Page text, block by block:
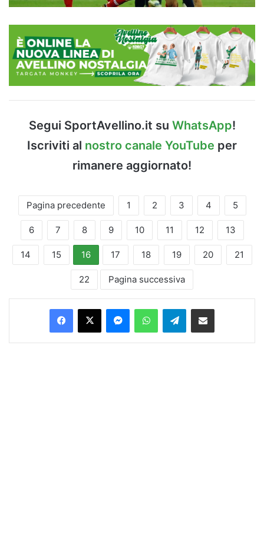
Segui SportAvellino.it su WhatsApp!
Iscriviti al nostro canale YouTube per
rimanere aggiornato!
Pagina precedente 1 2 3 4 5
6 7 8 9 10 11 12 13
14 15 16 17 18 19 20 21
22 Pagina successiva
Facebook
X MessengerWhatsAppTelegramCondividi via Email